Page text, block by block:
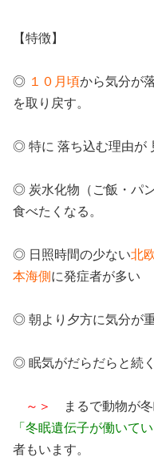
【特徴】
◎ １０月頃から気分が
を取り戻す。
◎ 特に 落ち込む理由が
◎ 炭水化物（ご飯・パ
食べたくなる。
◎ 日照時間の少ない北
本海側 に発症者が多い
◎ 朝より夕方に気分が
◎ 眠気がだらだらと続く
～＞
まるで動物が冬
「冬眠遺伝子が働いて
者もいます。